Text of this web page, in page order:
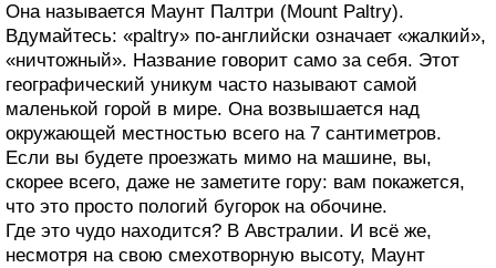
Она называется Маунт Палтри (Mount Paltry).
Вдумайтесь: «paltry» по-английски означает «жалкий»,
«ничтожный». Название говорит само за себя. Этот
географический уникум часто называют самой
маленькой горой в мире. Она возвышается над
окружающей местностью всего на 7 сантиметров.
Если вы будете проезжать мимо на машине, вы,
скорее всего, даже не заметите гору: вам покажется,
что это просто пологий бугорок на обочине.
Где это чудо находится? В Австралии. И всё же,
несмотря на свою смехотворную высоту, Маунт